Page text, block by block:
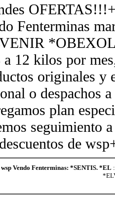
Fenterminas
a 12 kilos por
originales y
o despachos
plan
seguimiento
de
Vendo Fenterminas: *SENTIS. *EL